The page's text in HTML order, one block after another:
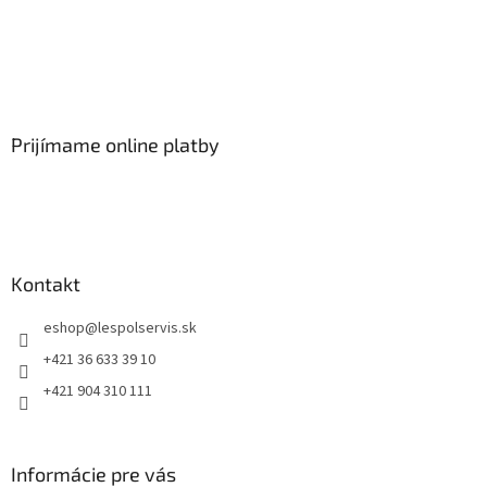
Prijímame online platby
Kontakt
eshop@lespolservis.sk
+421 36 633 39 10
+421 904 310 111
Informácie pre vás